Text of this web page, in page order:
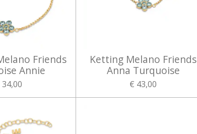
Friends
Annie
34,00
Ketting Melano Friends
Anna Turquoise
€ 43,00